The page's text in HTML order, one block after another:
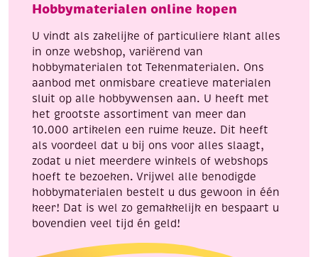
Hobbymaterialen online kopen
U vindt als zakelijke of particuliere klant alles
in onze webshop, variërend van
hobbymaterialen tot Tekenmaterialen. Ons
aanbod met onmisbare creatieve materialen
sluit op alle hobbywensen aan. U heeft met
het grootste assortiment van meer dan
10.000 artikelen een ruime keuze. Dit heeft
als voordeel dat u bij ons voor alles slaagt,
zodat u niet meerdere winkels of webshops
hoeft te bezoeken. Vrijwel alle benodigde
hobbymaterialen bestelt u dus gewoon in één
keer! Dat is wel zo gemakkelijk en bespaart u
bovendien veel tijd én geld!